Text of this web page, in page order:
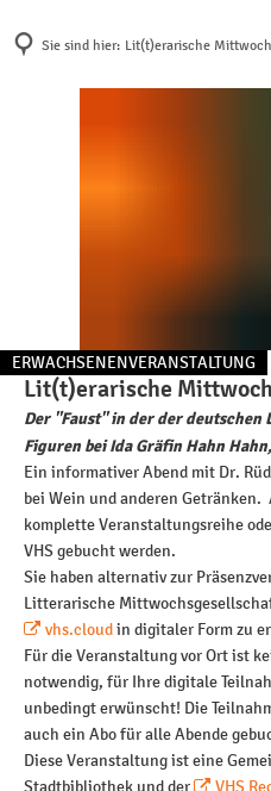
Unsere
Aufenthaltsort
Flyer & Formulare
Bibliothek 2030
Mediengeschenke
Sie sind hier: Lit(t)erarische
ERWACHSENENVERANSTALTUNG
KATEGORIE:
Lit(t)erarische
Der "Faust" in der der
Figuren bei Ida Gräfin Hahn
Ein informativer Abend mit Dr.
bei Wein und anderen Getränken.
komplette Veranstaltungsreihe
VHS gebucht werden.
Sie haben alternativ zur
Litterarische
vhs.cloudin digitaler Form zu
Für die Veranstaltung vor Ort ist
notwendig, für Ihre digitale
unbedingt erwünscht! Die
auch ein Abo für alle Abende
Diese Veranstaltung ist eine
Stadtbibliothek und der
VHS